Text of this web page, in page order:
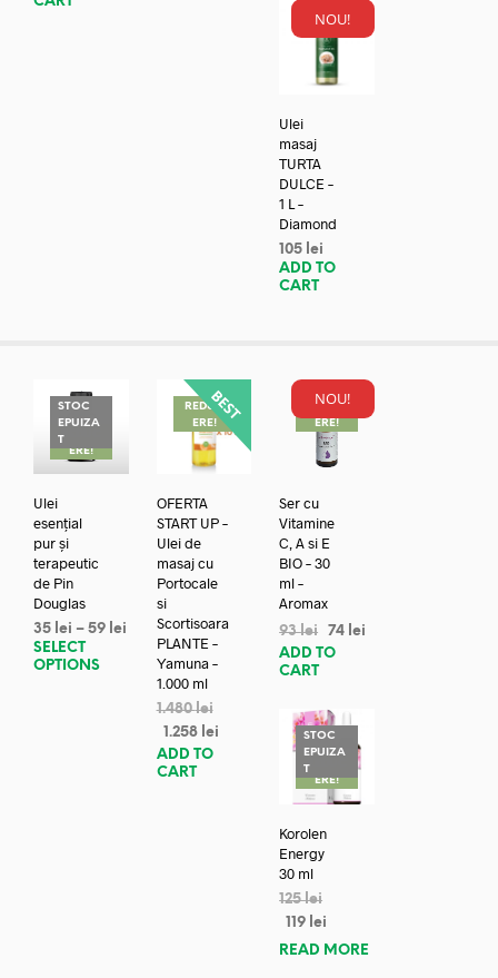
NOU!
Ulei
masaj
TURTA
DULCE –
1 L –
Diamond
105 lei
ADD TO
CART
STOC
EPUIZA
TREDUC
ERE!
Ulei
esențial
pur și
terapeutic
de Pin
Douglas
35 lei – 59 lei
SELECT
OPTIONS
REDUC
ERE!
OFERTA
START UP –
Ulei de
masaj cu
Portocale
si
Scortisoara
PLANTE –
Yamuna –
1.000 ml
1.480lei
1.258 lei
ADD TO
CART
NOU!
REDUC
ERE!
Ser cu
Vitamine
C, A si E
BIO – 30
ml –
Aromax
93lei 74 lei
ADD TO
CART
STOC
EPUIZA
TREDUC
ERE!
Korolen
Energy
30 ml
125lei
119 lei
READ MORE